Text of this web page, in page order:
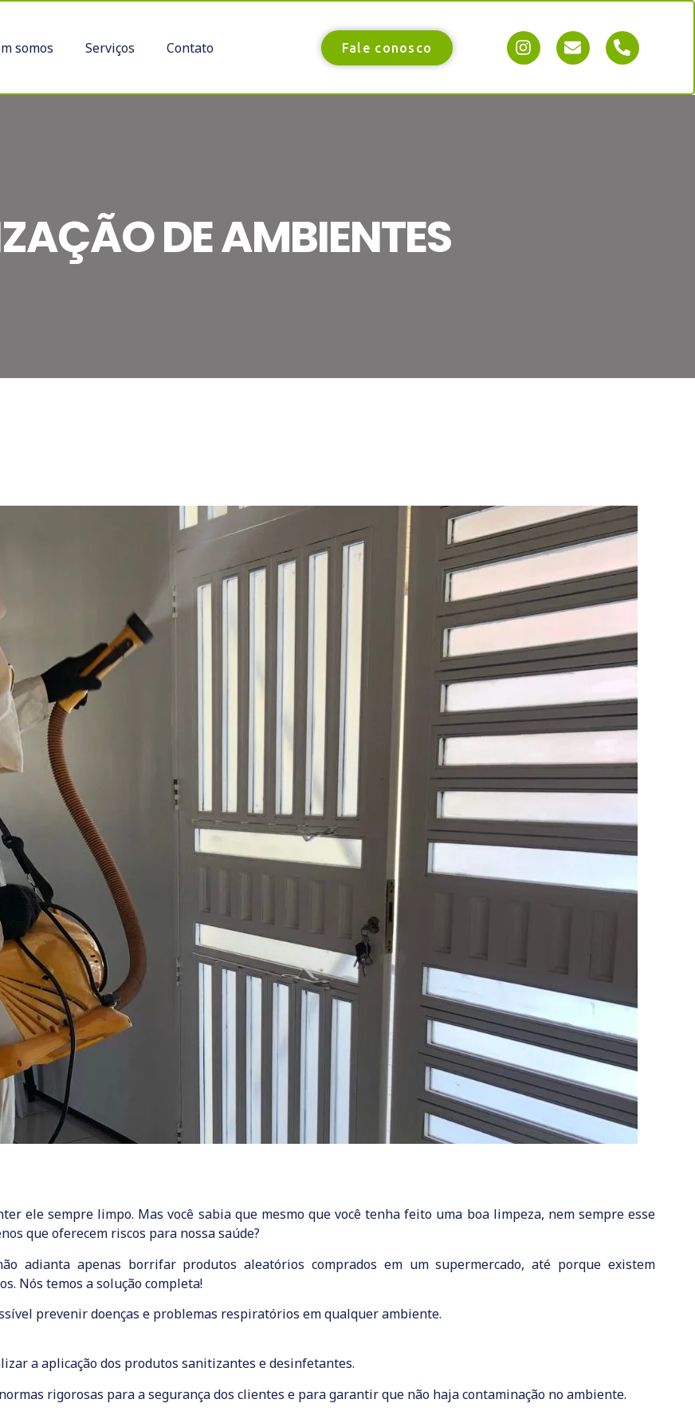
somos Serviços Contato Fale conosco
DE AMBIENTES
ele sempre limpo. Mas você sabia que mesmo que você tenha feito uma boa limpeza, nem sempre esse
que oferecem riscos para nossa saúde?
adianta apenas borrifar produtos aleatórios comprados em um supermercado, até porque existem
Nós temos a solução completa!
prevenir doenças e problemas respiratórios em qualquer ambiente.
a aplicação dos produtos sanitizantes e desinfetantes.
rigorosas para a segurança dos clientes e para garantir que não haja contaminação no ambiente.